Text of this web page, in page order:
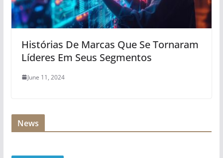
Histórias De Marcas Que Se Tornaram
Líderes Em Seus Segmentos
June 11, 2024
News